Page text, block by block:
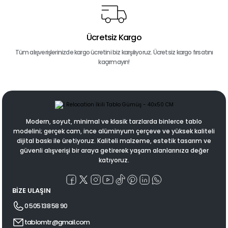
Ücretsiz Kargo
Tüm alışverişlerinizde kargo ücretini biz karşılıyoruz. Ücretsiz kargo fırsatını
kaçırmayın!
Modern, soyut, minimal ve klasik tarzlarda binlerce tablo
modelini; gerçek cam, ince alüminyum çerçeve ve yüksek kaliteli
dijital baskı ile üretiyoruz. Kaliteli malzeme, estetik tasarım ve
güvenli alışverişi bir araya getirerek yaşam alanlarınıza değer
katıyoruz.
BİZE ULAŞIN
0 505 138 58 90
tablomtr@gmail.com